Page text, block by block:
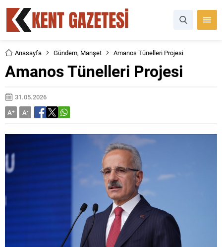
Anasayfa Gündem, Manşet Amanos Tünelleri Projesi
Amanos Tünelleri Projesi
31.05.2026
A+ A-